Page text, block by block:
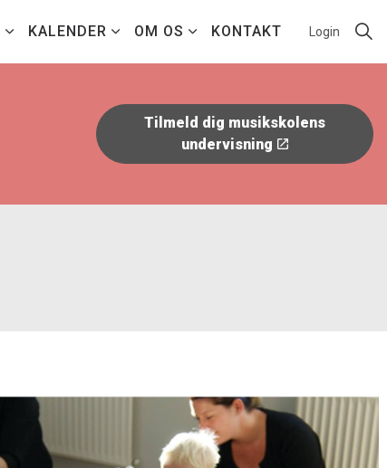
KALENDER OM OS KONTAKT Login
Tilmeld dig musikskolens
undervisning